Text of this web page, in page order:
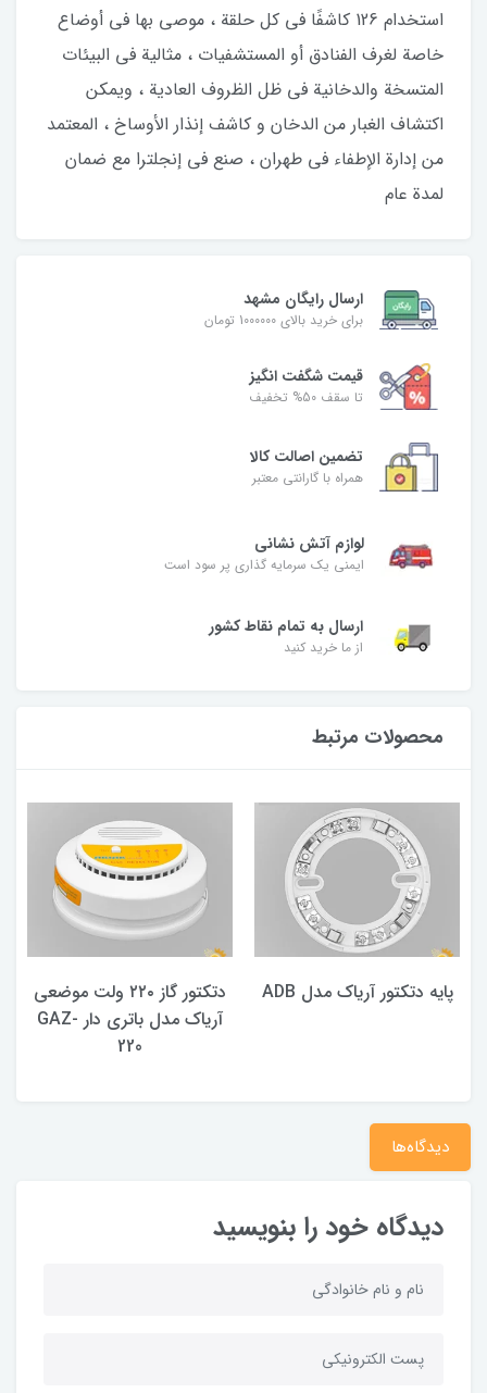
استخدام 126 كاشفًا في كل حلقة ، موصى بها في أوضاع
خاصة لغرف الفنادق أو المستشفيات ، مثالية في البيئات
المتسخة والدخانية في ظل الظروف العادية ، ويمكن
اكتشاف الغبار من الدخان و كاشف إنذار الأوساخ ، المعتمد
من إدارة الإطفاء في طهران ، صنع في إنجلترا مع ضمان
لمدة عام
ارسال رایگان مشهد
برای خرید بالای 1000000 تومان
قیمت شگفت‌ انگیز
تا سقف 50% تخفیف
تضمین اصالت کالا
همراه با گارانتی معتبر
لوازم آتش نشانی
ایمنی یک سرمایه گذاری پر سود است
ارسال به تمام نقاط کشور
از ما خرید کنید
محصولات مرتبط
پایه دتکتور آریاک مدل ADB
دتکتور گاز ۲۲۰ ولت موضعی
آریاک مدل باتری دار GAZ-
220
دیدگاه‌ها
دیدگاه خود را بنویسید